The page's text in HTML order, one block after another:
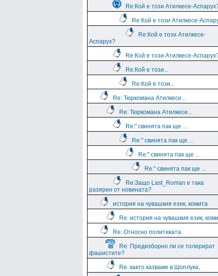
Re:Кой е този Атилкесе-
Re:Кой е този Атилкесе-
Re:Кой е този Атилкесе-
Аспарух?
Re:Кой е този Атилкесе-
Re:Кой е този...
Re:Кой е този...
Re: Тюркомана Атилкесе...
Re: Тюркомана Атилкесе...
Re:" свинята пак ще ...
Re:" свинята пак ще ...
Re:" свинята пак ще ...
Re:" свинята пак ще ...
Re:Защо Last_Roman e така
разярен от новината?
история на чувашкия език, комита
Re: история на чувашкия език,
Re: Относно политиката.
Re: Предизборно ли се толерират
фашистите?
Re: както казваме в Шоплука,